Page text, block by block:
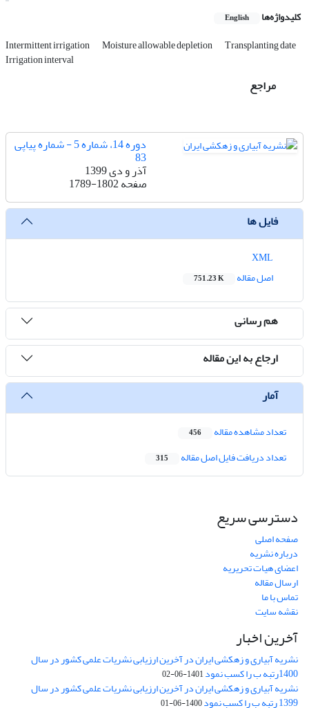
کلیدواژه‌ها English
Intermittent irrigation Moisture allowable depletion Transplanting date
Irrigation interval
مراجع
دوره 14، شماره 5 - شماره پیاپی
83
آذر و دی 1399
صفحه1789-1802
فایل ها
اصل مقاله
751.23 K
هم رسانی
ارجاع به این مقاله
آمار
تعداد مشاهده مقاله 456
تعداد دریافت فایل اصل مقاله 315
دسترسی سریع
صفحه اصلی
درباره نشریه
اعضای هیات تحریریه
ارسال مقاله
تماس با ما
نقشه سایت
آخرین اخبار
نشریه آبیاری و زهکشی ایران در آخرین ارزیابی نشریات علمی کشور در سال
1400رتبه ب را کسب نمود 1401-06-02
نشریه آبیاری و زهکشی ایران در آخرین ارزیابی نشریات علمی کشور در سال
1399 رتبه ب را کسب نمود 1400-06-01